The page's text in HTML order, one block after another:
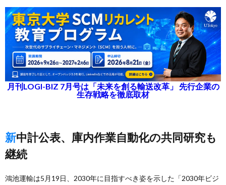
月刊LOGI-BIZ 7月号は「未来を創る輸送改革」 先行企業の
生存戦略を徹底取材
新中計公表、庫内作業自動化の共同研究も
継続
鴻池運輸は5月19日、2030年に目指すべき姿を示した「2030年ビジ